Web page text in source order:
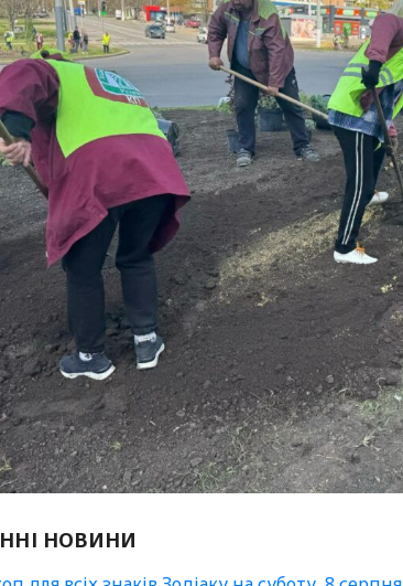
НОВИНИ